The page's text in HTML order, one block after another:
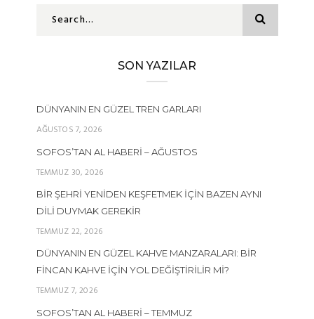
SON YAZILAR
DÜNYANIN EN GÜZEL TREN GARLARI
AĞUSTOS 7, 2026
SOFOS’TAN AL HABERI – AĞUSTOS
TEMMUZ 30, 2026
BIR ŞEHRI YENIDEN KEŞFETMEK İÇIN BAZEN AYNI
DILI DUYMAK GEREKIR
TEMMUZ 22, 2026
DÜNYANIN EN GÜZEL KAHVE MANZARALARI: BIR
FINCAN KAHVE İÇIN YOL DEĞIŞTIRILIR MI?
TEMMUZ 7, 2026
SOFOS’TAN AL HABERI – TEMMUZ